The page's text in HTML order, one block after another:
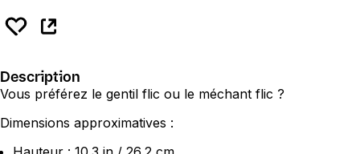
Description
Vous préférez le gentil flic ou le méchant flic ?
Dimensions approximatives :